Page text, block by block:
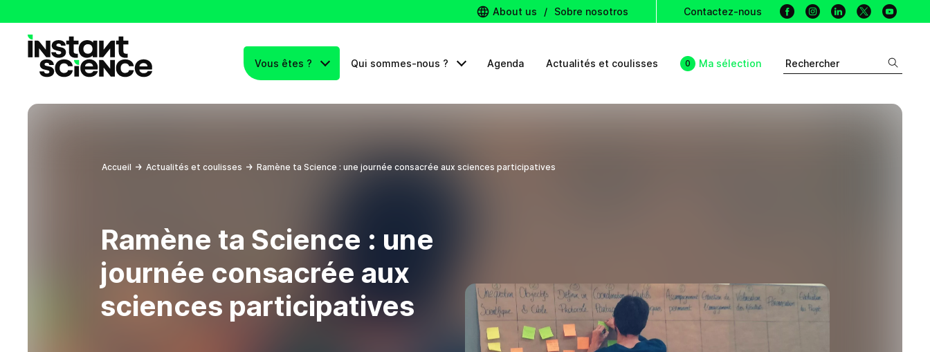
About us / Sobre nosotros Contactez-nous Facebook
Instagram
Linkedin
X
Vous êtes ? Qui sommes-nous ? Agenda Actualités et coulisses Ma sélection Rechercher
Accueil Actualités et coulisses Ramène ta Science : une journée consacrée aux sciences participatives
Ramène ta Science : une
journée consacrée aux
sciences participatives